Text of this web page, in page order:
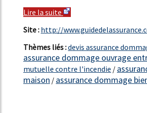
Lire la suite
Site : http://
Thèmes liés :devis assurance
assurance dommage ouvrage
mutuelle contre l'incendie /
maison / assurance dommage